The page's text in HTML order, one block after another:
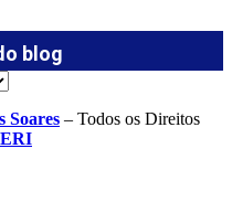
blog
Soares – Todos os Direitos